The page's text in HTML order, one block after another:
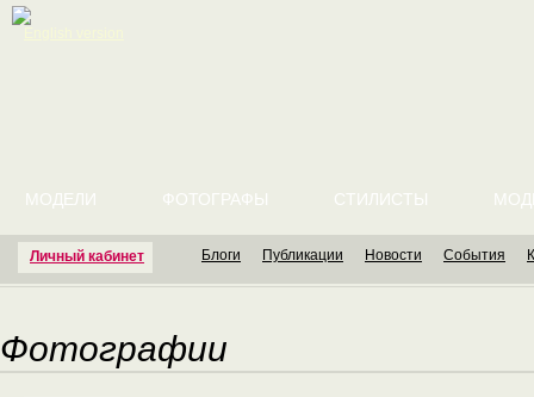
Личный кабинет
МОДЕЛИ ФОТОГРАФЫ СТИЛИСТЫ
Блоги Публикации Новости События
Фотографии